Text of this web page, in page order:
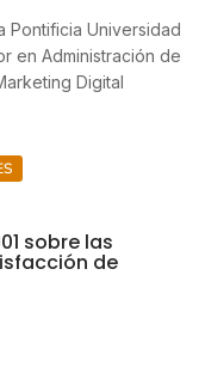
Pontificia Universidad
en Administración de
Digital
sobre las
de